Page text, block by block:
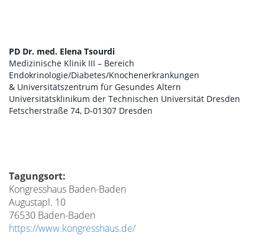
PD Dr. med. Elena Tsourdi
Medizinische Klinik III – Bereich
Endokrinologie/Diabetes/Knochenerkrankungen
& Universitätszentrum für Gesundes Altern
Universitätsklinikum der Technischen Universität Dresden
Fetscherstraße 74, D-01307 Dresden
Tagungsort:
Kongresshaus Baden-Baden
Augustapl. 10
76530 Baden-Baden
https://www.kongresshaus.de/